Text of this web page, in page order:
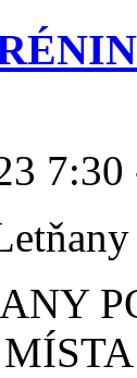
7:30